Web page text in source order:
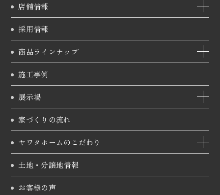
店舗情報
採用情報
商品ラインナップ
施工事例
展示場
家づくりの流れ
ヤワタホームのこだわり
土地・分譲地情報
お客様の声